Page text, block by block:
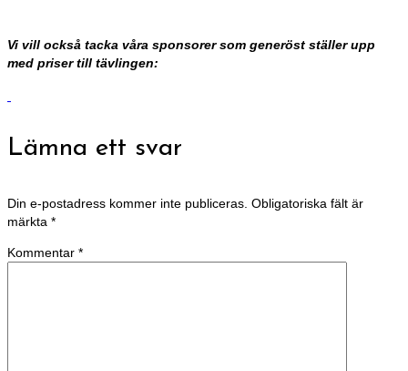
Vi vill också tacka våra sponsorer som generöst ställer upp
med priser till tävlingen:
Lämna ett svar
Din e-postadress kommer inte publiceras. Obligatoriska fält är
märkta *
Kommentar *